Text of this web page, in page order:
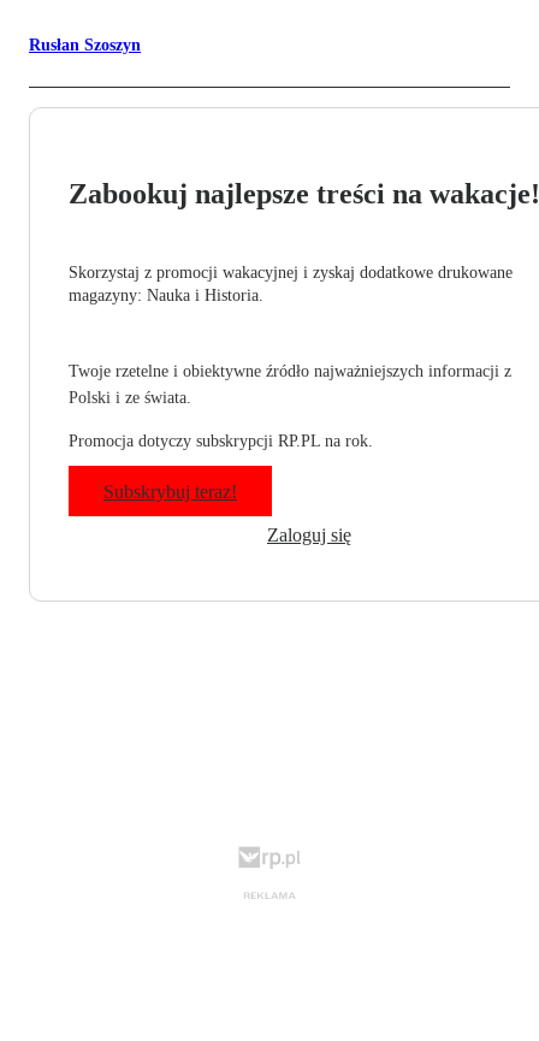
Rusłan Szoszyn
Zabookuj najlepsze treści na wakacje!
Skorzystaj z promocji wakacyjnej i zyskaj dodatkowe drukowane
magazyny: Nauka i Historia.
Twoje rzetelne i obiektywne źródło najważniejszych informacji z
Polski i ze świata.
Promocja dotyczy subskrypcji RP.PL na rok.
Subskrybuj teraz!
Zaloguj się